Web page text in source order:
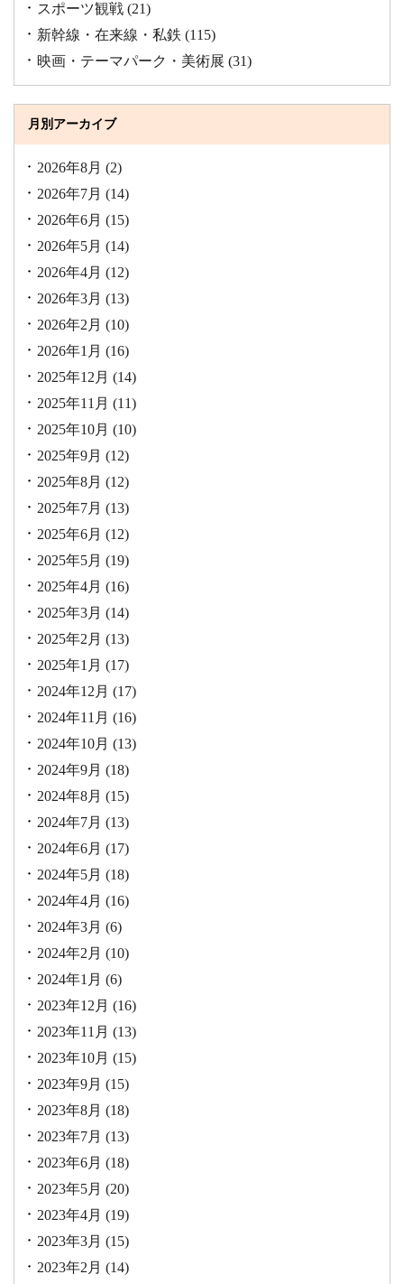
スポーツ観戦 (21)
新幹線・在来線・私鉄 (115)
映画・テーマパーク・美術展 (31)
月別アーカイブ
2026年8月 (2)
2026年7月 (14)
2026年6月 (15)
2026年5月 (14)
2026年4月 (12)
2026年3月 (13)
2026年2月 (10)
2026年1月 (16)
2025年12月 (14)
2025年11月 (11)
2025年10月 (10)
2025年9月 (12)
2025年8月 (12)
2025年7月 (13)
2025年6月 (12)
2025年5月 (19)
2025年4月 (16)
2025年3月 (14)
2025年2月 (13)
2025年1月 (17)
2024年12月 (17)
2024年11月 (16)
2024年10月 (13)
2024年9月 (18)
2024年8月 (15)
2024年7月 (13)
2024年6月 (17)
2024年5月 (18)
2024年4月 (16)
2024年3月 (6)
2024年2月 (10)
2024年1月 (6)
2023年12月 (16)
2023年11月 (13)
2023年10月 (15)
2023年9月 (15)
2023年8月 (18)
2023年7月 (13)
2023年6月 (18)
2023年5月 (20)
2023年4月 (19)
2023年3月 (15)
2023年2月 (14)